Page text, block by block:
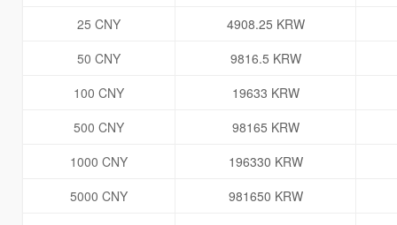
25 CNY
4908.25 KRW
50 CNY
9816.5 KRW
100 CNY
19633 KRW
500 CNY
98165 KRW
1000 CNY
196330 KRW
5000 CNY
981650 KRW